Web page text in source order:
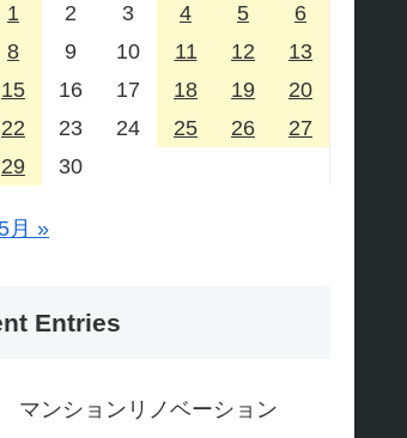
1 2 3 4 5
6
8 9 10 11 12
13
15 16 17 18 19
20
22 23 24 25 26
27
29 30
月 »
Entries
マンションリノベーション